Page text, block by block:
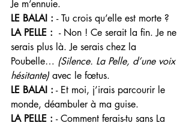
Je m’ennuie.
LE BALAI : - Tu crois qu’elle est morte ?
LA PELLE : - Non ! Ce serait la fin. Je ne
serais plus là. Je serais chez la
Poubelle… (Silence. La Pelle, d’une voix
hésitante) avec le fœtus.
LE BALAI : - Et moi, j’irais parcourir le
monde, déambuler à ma guise.
LA PELLE : - Comment ferais-tu sans La